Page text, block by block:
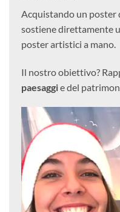
Acquistando un poster
sostiene direttamente
poster artistici a mano.
Il nostro obiettivo?
paesaggie del